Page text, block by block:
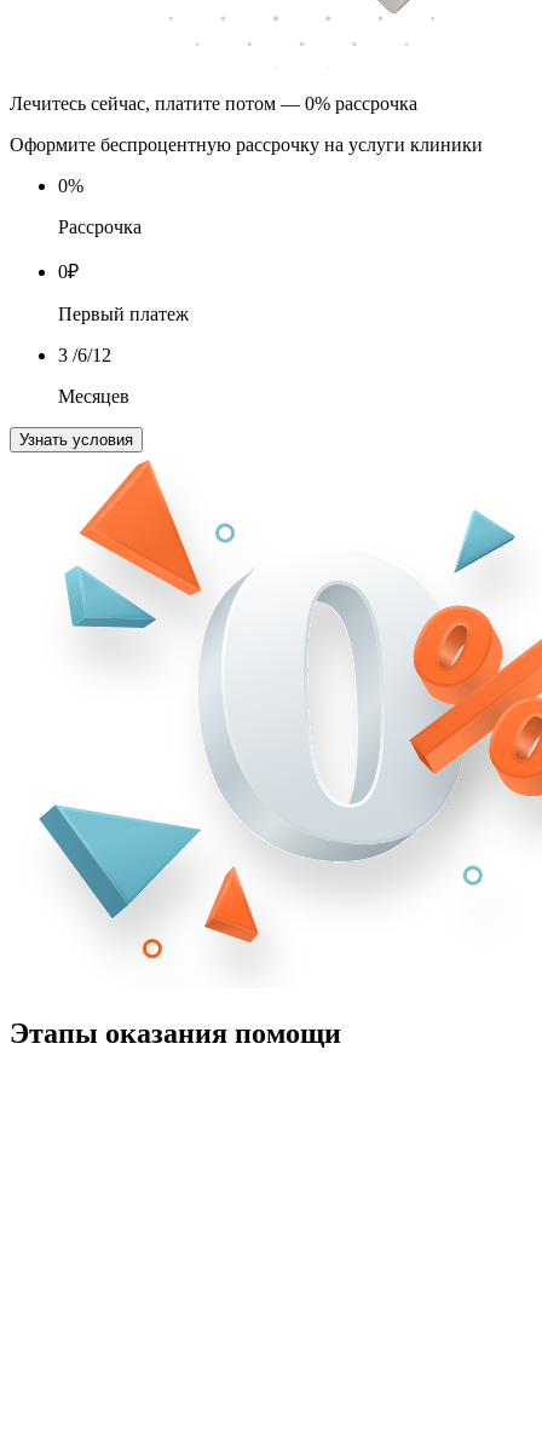
Лечитесь сейчас, платите потом — 0% рассрочка
Оформите беспроцентную рассрочку на услуги клиники
0%
Рассрочка
0₽
Первый платеж
3 /6/12
Месяцев
Узнать условия
Этапы оказания помощи